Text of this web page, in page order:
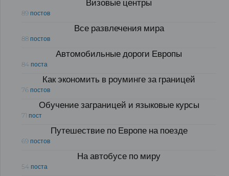
Визовые центры
89 постов
Все развлечения мира
88 постов
Автомобильные дороги Европы
84 поста
Как экономить в роуминге за границей
76 постов
Обучение заграницей и языковые курсы
71 пост
Путешествие по Европе на поезде
69 постов
На автобусе по миру
54 поста